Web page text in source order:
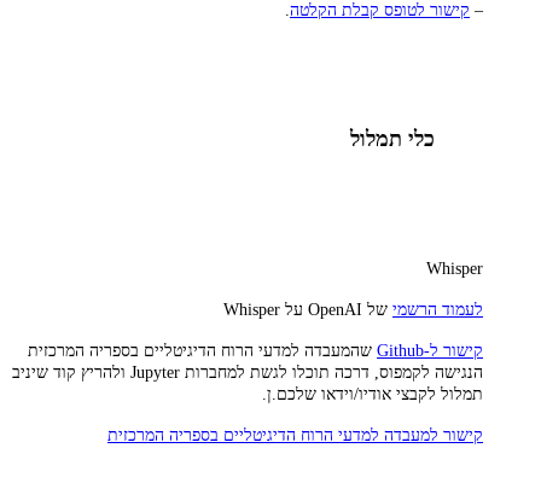
– קישור לטופס קבלת הקלטה.
כלי תמלול
Whisper
לעמוד הרשמי של OpenAI על Whisper
קישור ל-Github
שהמעבדה למדעי הרוח הדיגיטליים בספריה המרכזית
הנגישה לקמפוס, דרכה תוכלו לגשת למחברות Jupyter ולהריץ קוד שיניב
תמלול לקבצי אודיו/וידאו שלכם.ן.
קישור למעבדה למדעי הרוח הדיגיטליים בספריה המרכזית